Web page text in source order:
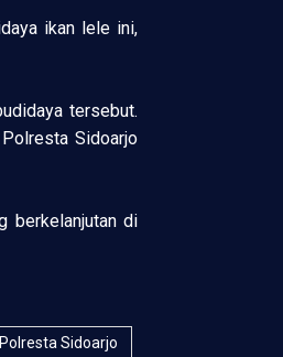
ikan lele ini,
tersebut.
Sidoarjo
berkelanjutan di
Polresta Sidoarjo